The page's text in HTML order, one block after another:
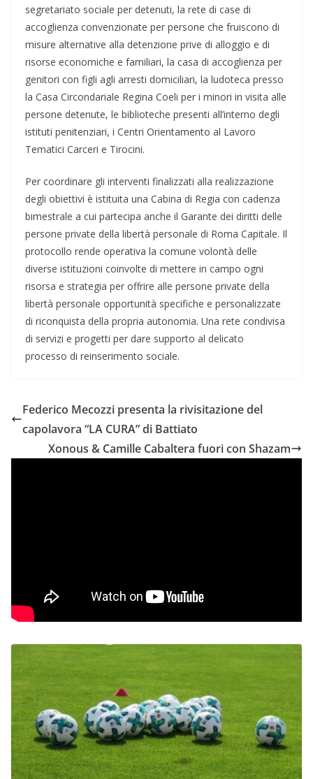
segretariato sociale per detenuti, la rete di case di
accoglienza convenzionate per persone che fruiscono di
misure alternative alla detenzione prive di alloggio e di
risorse economiche e familiari, la casa di accoglienza per
genitori con figli agli arresti domiciliari, la ludoteca presso
la Casa Circondariale Regina Coeli per i minori in visita alle
persone detenute, le biblioteche presenti all’interno degli
istituti penitenziari, i Centri Orientamento al Lavoro
Tematici Carceri e Tirocini.
Per coordinare gli interventi finalizzati alla realizzazione
degli obiettivi è istituita una Cabina di Regia con cadenza
bimestrale a cui partecipa anche il Garante dei diritti delle
persone private della libertà personale di Roma Capitale. Il
protocollo rende operativa la comune volontà delle
diverse istituzioni coinvolte di mettere in campo ogni
risorsa e strategia per offrire alle persone private della
libertà personale opportunità specifiche e personalizzate
di riconquista della propria autonomia. Una rete condivisa
di servizi e progetti per dare supporto al delicato
processo di reinserimento sociale.
Federico Mecozzi presenta la rivisitazione del
capolavora “LA CURA” di Battiato
Xonous & Camille Cabaltera fuori con Shazam